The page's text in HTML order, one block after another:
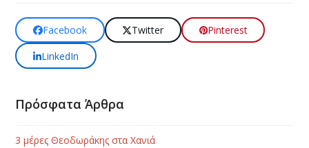
Facebook Twitter
Pinterest
LinkedIn
Πρόσφατα Άρθρα
3 μέρες Θεοδωράκης στα Χανιά